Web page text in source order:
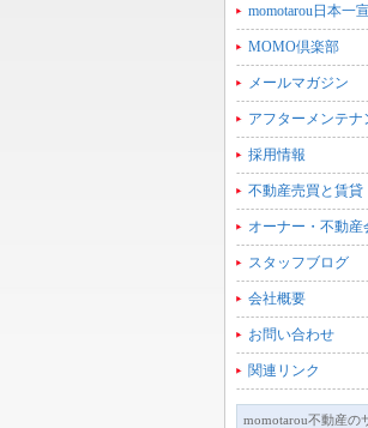
momotarou日本一
MOMO倶楽部
メールマガジン
アフターメンテナ
採用情報
不動産売買と賃貸
オーナー・不動産
スタッフブログ
会社概要
お問い合わせ
関連リンク
momotarou不動産の